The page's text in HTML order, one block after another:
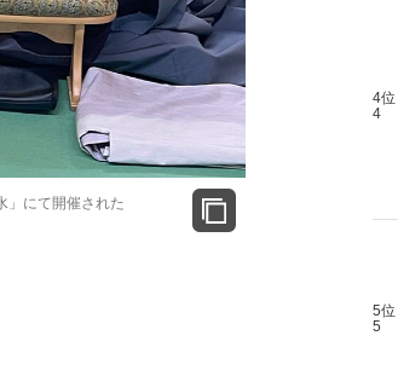
」にて開催された
4位
4
5位
5